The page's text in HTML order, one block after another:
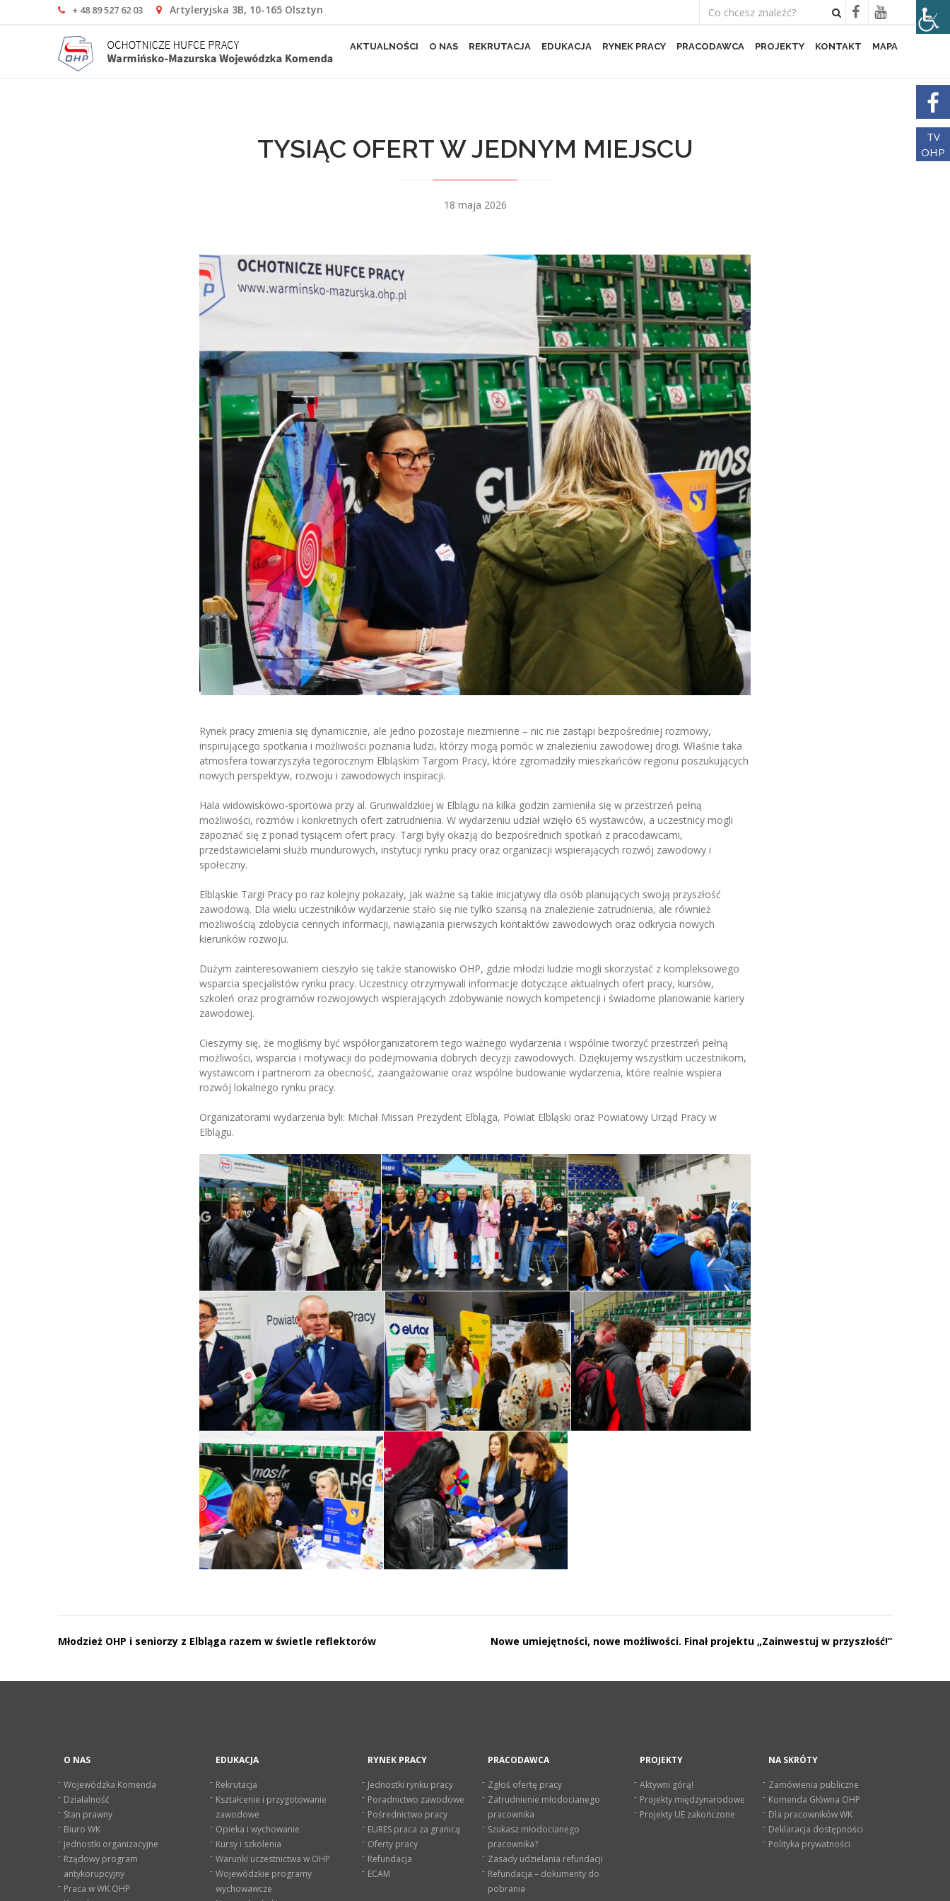
TV
OHP
+ 48 89 527 62 03 Artyleryjska 3B, 10-165 Olsztyn
AKTUALNOŚCI O NAS REKRUTACJA EDUKACJA RYNEK PRACY PRACODAWCA PROJEKTY KONTAKT MAPA
TYSIĄC OFERT W JEDNYM MIEJSCU
18 maja 2026
Rynek pracy zmienia się dynamicznie, ale jedno pozostaje niezmienne – nic nie zastąpi bezpośredniej rozmowy,
inspirującego spotkania i możliwości poznania ludzi, którzy mogą pomóc w znalezieniu zawodowej drogi. Właśnie taka
atmosfera towarzyszyła tegorocznym Elbląskim Targom Pracy, które zgromadziły mieszkańców regionu poszukujących
nowych perspektyw, rozwoju i zawodowych inspiracji.
Hala widowiskowo-sportowa przy al. Grunwaldzkiej w Elblągu na kilka godzin zamieniła się w przestrzeń pełną
możliwości, rozmów i konkretnych ofert zatrudnienia. W wydarzeniu udział wzięło 65 wystawców, a uczestnicy mogli
zapoznać się z ponad tysiącem ofert pracy. Targi były okazją do bezpośrednich spotkań z pracodawcami,
przedstawicielami służb mundurowych, instytucji rynku pracy oraz organizacji wspierających rozwój zawodowy i
społeczny.
Elbląskie Targi Pracy po raz kolejny pokazały, jak ważne są takie inicjatywy dla osób planujących swoją przyszłość
zawodową. Dla wielu uczestników wydarzenie stało się nie tylko szansą na znalezienie zatrudnienia, ale również
możliwością zdobycia cennych informacji, nawiązania pierwszych kontaktów zawodowych oraz odkrycia nowych
kierunków rozwoju.
Dużym zainteresowaniem cieszyło się także stanowisko OHP, gdzie młodzi ludzie mogli skorzystać z kompleksowego
wsparcia specjalistów rynku pracy. Uczestnicy otrzymywali informacje dotyczące aktualnych ofert pracy, kursów,
szkoleń oraz programów rozwojowych wspierających zdobywanie nowych kompetencji i świadome planowanie kariery
zawodowej.
Cieszymy się, że mogliśmy być współorganizatorem tego ważnego wydarzenia i wspólnie tworzyć przestrzeń pełną
możliwości, wsparcia i motywacji do podejmowania dobrych decyzji zawodowych. Dziękujemy wszystkim uczestnikom,
wystawcom i partnerom za obecność, zaangażowanie oraz wspólne budowanie wydarzenia, które realnie wspiera
rozwój lokalnego rynku pracy.
Organizatorami wydarzenia byli: Michał Missan Prezydent Elbląga, Powiat Elbląski oraz Powiatowy Urząd Pracy w
Elblągu.
Nawigacja
Młodzież OHP i seniorzy z Elbląga razem w świetle reflektorów Nowe umiejętności, nowe możliwości. Finał projektu „Zainwestuj w przyszłość!”
O NAS
Wojewódzka Komenda
Działalność
Stan prawny
Biuro WK
Jednostki organizacyjne
Rządowy program
antykorupcyjny
Praca w WK OHP
EDUKACJA
Rekrutacja
Kształcenie i przygotowanie
zawodowe
Opieka i wychowanie
Kursy i szkolenia
Warunki uczestnictwa w OHP
Wojewódzkie programy
wychowawcze
RYNEK PRACY
Jednostki rynku pracy
Poradnictwo zawodowe
Pośrednictwo pracy
EURES praca za granicą
Oferty pracy
Refundacja
ECAM
PRACODAWCA
Zgłoś ofertę pracy
Zatrudnienie młodocianego
pracownika
Szukasz młodocianego
pracownika?
Zasady udzielania refundacji
Refundacja – dokumenty do
pobrania
PROJEKTY
Aktywni górą!
Projekty międzynarodowe
Projekty UE zakończone
NA SKRÓTY
Zamówienia publiczne
Komenda Główna OHP
Dla pracowników WK
Deklaracja dostępności
Polityka prywatności